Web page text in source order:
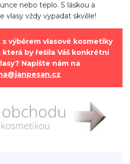
nebo teplo. S láskou a
vlasy vždy vypadat skvěle!
výběrem vlasové kosmetiky
by řešila Váš konkrétní
Napište nám na